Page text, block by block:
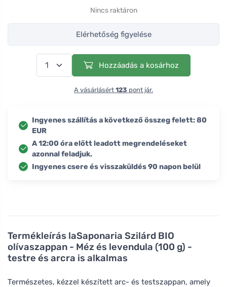
Termékleírás laSaponaria Szilárd BIO
olívaszappan - Méz és levendula (100 g) -
testre és arcra is alkalmas
Természetes, kézzel készített arc- és testszappan, amely
Nincs raktáron
Elérhetőség figyelése
Hozzáadás a kosárhoz
A vásárlásért 123 pont jár.
Ingyenes szállítás a következő összeg felett: 80
EUR
A 12:00 óra előtt leadott megrendeléseket
azonnal feladjuk.
Ingyenes csere és visszaküldés 90 napon belül